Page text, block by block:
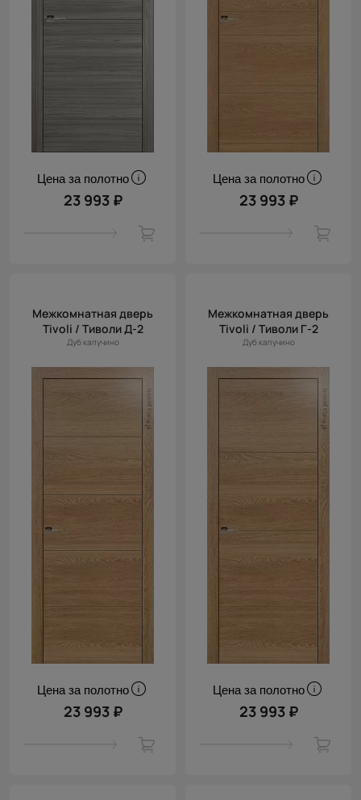
Цена за полотно
23 993 ₽
Цена за полотно
23 993 ₽
Межкомнатная дверь
Tivoli / Тиволи Д-2
Дуб капучино
Цена за полотно
23 993 ₽
Межкомнатная дверь
Tivoli / Тиволи Г-2
Дуб капучино
Цена за полотно
23 993 ₽